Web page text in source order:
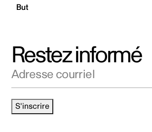
But
Restez informé
S'inscrire